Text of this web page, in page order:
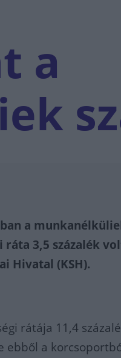
a
a
ráta 3,5 százalék
Hivatal (KSH).
rátája 11,4
ebből a